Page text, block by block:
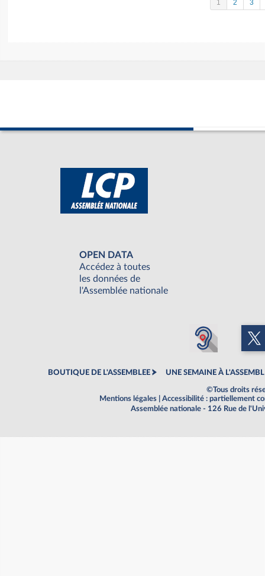
1 2 3
OPEN DATA
Accédez à toutes
les données de
l'Assemblée nationale
BOUTIQUE DE L'ASSEMBLEE UNE SEMAINE À
©Tous droits
Mentions légales
Accessibilité : partiellement
Assemblée nationale - 126 Rue de